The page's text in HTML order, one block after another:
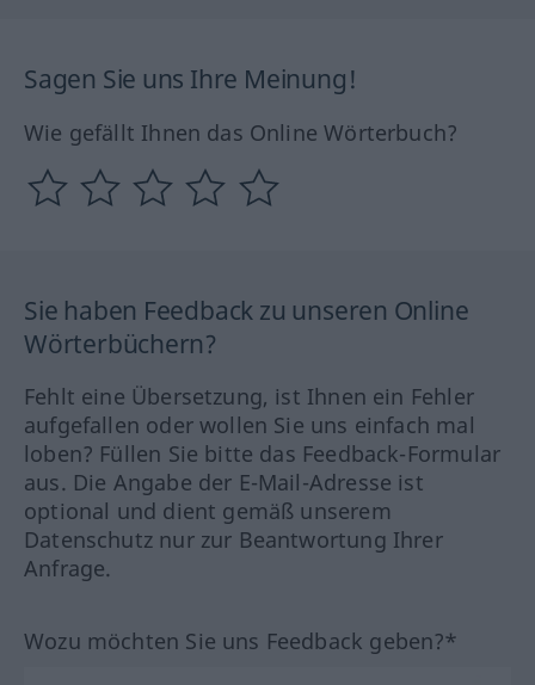
Sagen Sie uns Ihre Meinung!
Wie gefällt Ihnen das Online Wörterbuch?
Sie haben Feedback zu unseren Online
Wörterbüchern?
Fehlt eine Übersetzung, ist Ihnen ein Fehler
aufgefallen oder wollen Sie uns einfach mal
loben? Füllen Sie bitte das Feedback-Formular
aus. Die Angabe der E-Mail-Adresse ist
optional und dient gemäß unserem
Datenschutz nur zur Beantwortung Ihrer
Anfrage.
Wozu möchten Sie uns Feedback geben?*